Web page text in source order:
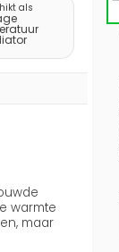
als
warmte
maar